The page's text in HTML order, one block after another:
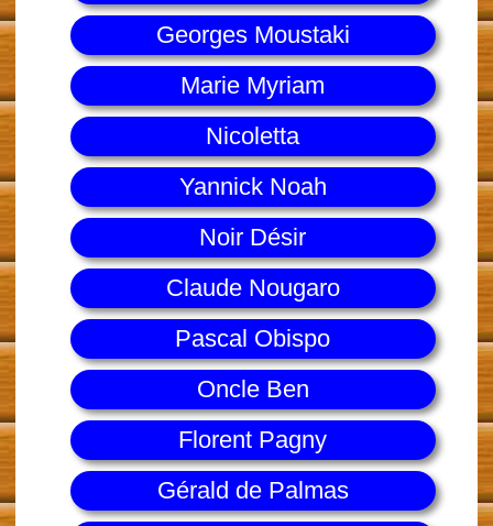
Georges Moustaki
Marie Myriam
Nicoletta
Yannick Noah
Noir Désir
Claude Nougaro
Pascal Obispo
Oncle Ben
Florent Pagny
Gérald de Palmas